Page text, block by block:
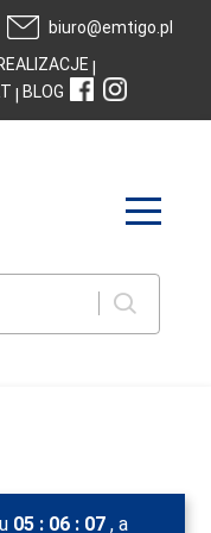
biuro@emtigo.pl
|BLOG
05 : 06 : 06 , a